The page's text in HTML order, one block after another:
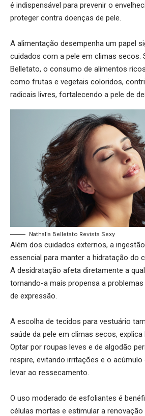
é indispensável para prevenir o
proteger contra doenças de pele.
A alimentação desempenha um papel
cuidados com a pele em climas secos.
Belletato, o consumo de alimentos
como frutas e vegetais coloridos,
radicais livres, fortalecendo a pele de
Nathalia Belletato Revista Sexy
Além dos cuidados externos, a
essencial para manter a hidratação do
A desidratação afeta diretamente a
tornando-a mais propensa a
de expressão.
A escolha de tecidos para vestuário
saúde da pele em climas secos, explica
Optar por roupas leves e de algodão
respire, evitando irritações e o acúmulo
levar ao ressecamento.
O uso moderado de esfoliantes é
células mortas e estimular a renovação